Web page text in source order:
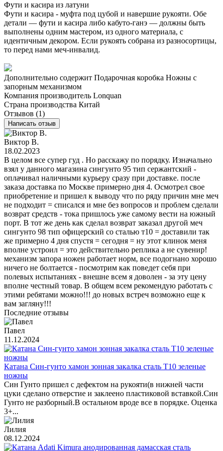
Фути и касира из латуни
Фути и касира - муфта под цубой и навершие рукояти. Обе
детали — фути и касира либо кабуто-ганэ — должны быть
выполнены одним мастером, из одного материала, с
идентичным декором. Если рукоять собрана из разносортицы,
то перед нами меч-инвалид.
Дополнительно содержит Подарочная коробка Ножны с
запорным механизмом
Компания производитель Lonquan
Страна производства Китай
Отзывов (1)
Написать отзыв
Виктор В.
18.02.2023
В целом все супер гуд . Но расскажу по порядку. Изначально
взял у данного магазина сингунто 95 тип сержантский -
оплачивал наличными курьеру сразу при доставке. после
заказа доставка по Москве примерно дня 4. Осмотрел свое
приобретение и пришел к выводу что по ряду причин мне меч
не подходит = списался и мне без вопросов и проблем сделали
возврат средств - тока пришлось уже самому вести на южный
порт. В тот же день как сделал возврат заказал другой меч
сингунто 98 тип офицерский со сталью т10 = доставили так
же примерно 4 дня спустя = сегодня = ну этот клинок меня
вполне устроил = это действительно реплика а не сувенир!
механизм запора ножен работает норм, все подогнано хорошо
ничего не болтается - посмотрим как поведет себя при
полевых испытаниях - внешне всем я доволен - за эту цену
вполне честный товар. В общем всем рекомендую работать с
этими ребятами можно!!! до новых встреч возможно еще к
вам загляну!!!
Последние отзывы
Павел
11.12.2024
Катана Син-гунто хамон зонная закалка сталь T10 зеленые
ножны
Син Гунто пришел с дефектом на рукояти(в нижней части
цуки сделано отверстие и заклеено пластиковой вставкой.Син
Гунто не разборный.В остальном вроде все в порядке. Оценка
3+...
Лилия
08.12.2024